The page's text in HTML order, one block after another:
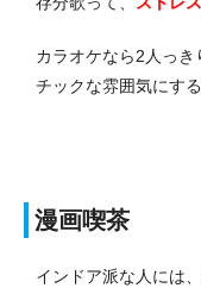
カラオケなら2人っ
チックな雰囲気にす
漫画喫茶
インドア派な人には